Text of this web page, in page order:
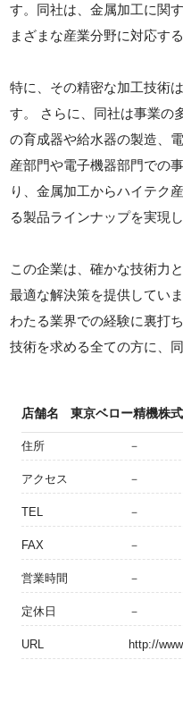
す。同社は、金属加工に関
まざまな産業分野に対応す
特に、その精密な加工技術
す。 さらに、同社は事業の
の育成器や給水器の製造、
産部門や電子機器部門での
り、金属加工からハイテク
る製品ラインナップを実現し
この企業は、確かな技術力
最適な解決策を提供してい
わたる業界での経験に裏打
技術を求める全ての方に、
店舗名 東京ベロー精機株
住所 －
アクセス －
TEL －
FAX －
営業時間 －
定休日 －
URL http://